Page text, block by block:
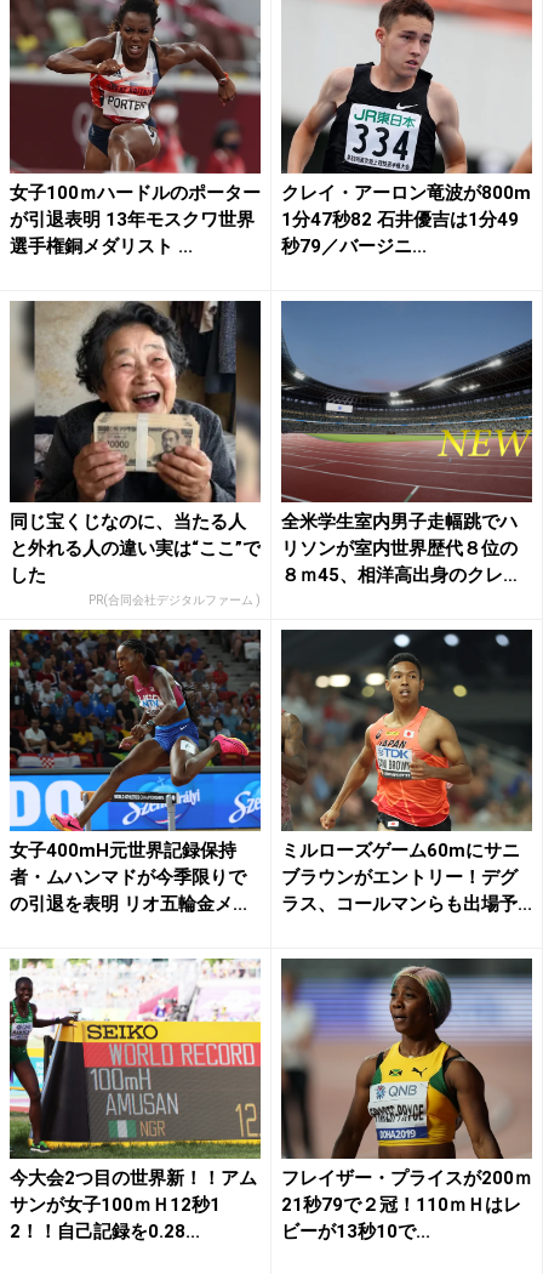
女子100ｍハードルのポーター
が引退表明 13年モスクワ世界
選手権銅メダリスト ...
クレイ・アーロン竜波が800m
1分47秒82 石井優吉は1分49
秒79／バージニ...
同じ宝くじなのに、当たる人
と外れる人の違い実は“ここ”で
した
PR(合同会社デジタルファーム )
全米学生室内男子走幅跳でハ
リソンが室内世界歴代８位の
８ｍ45、相洋高出身のクレ
女子400mH元世界記録保持
者・ムハンマドが今季限りで
の引退を表明 リオ五輪金メ...
ミルローズゲーム60mにサニ
ブラウンがエントリー！デグ
ラス、コールマンらも出場予...
今大会2つ目の世界新！！アム
サンが女子100ｍＨ12秒1
2！！自己記録を0.28...
フレイザー・プライスが200ｍ
21秒79で２冠！110ｍＨはレ
ビーが13秒10で...